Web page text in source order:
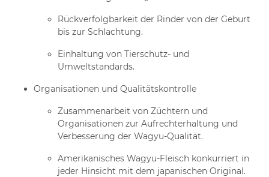
Rückverfolgbarkeit der Rinder von der Geburt
bis zur Schlachtung.
Einhaltung von Tierschutz- und
Umweltstandards.
Organisationen und Qualitätskontrolle
Zusammenarbeit von Züchtern und
Organisationen zur Aufrechterhaltung und
Verbesserung der Wagyu-Qualität.
Amerikanisches Wagyu-Fleisch konkurriert in
jeder Hinsicht mit dem japanischen Original.